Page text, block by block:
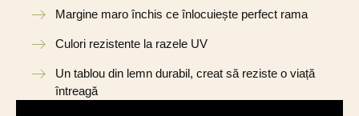
Margine maro închis ce înlocuiește perfect rama
Culori rezistente la razele UV
Un tablou din lemn durabil, creat să reziste o viață
întreagă